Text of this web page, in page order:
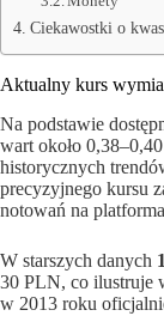
Ciekawostki o
Aktualny kurs
Na podstawie
wart około
historycznych
precyzyjnego kursu
notowań na
W starszych danych
30 PLN, co ilustruje
w 2013 roku